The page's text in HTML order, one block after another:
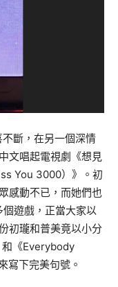
斷，在另一個深情
文唱起電視劇《想見
You 3000）》。初
感動不已，而她們也
遊戲，正當大家以
初瓏和普美竟以小分
《Everybody
寫下完美句號。